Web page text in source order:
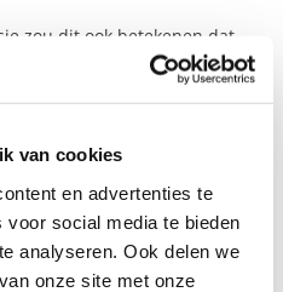
van cookies
en advertenties te
social media te bieden
analyseren. Ook delen we
onze site met onze
zou dit ook betekenen dat
komen en niet constant
uitbreiden.
zorgzaam. Ze houdt van
Ze kan al goed
fijn vindt.